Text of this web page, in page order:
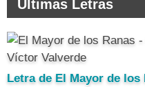
Ultimas Letras
Letra de El Mayor de los